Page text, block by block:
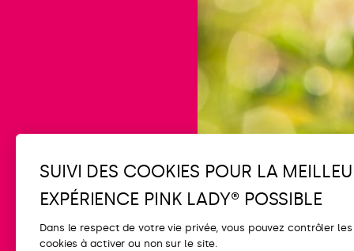
SUIVI DES COOKIES POUR LA
EXPÉRIENCE PINK LADY® POSSIBLE
Dans le respect de votre vie privée, vous pouvez contrôler les
cookies à activer ou non sur le site.